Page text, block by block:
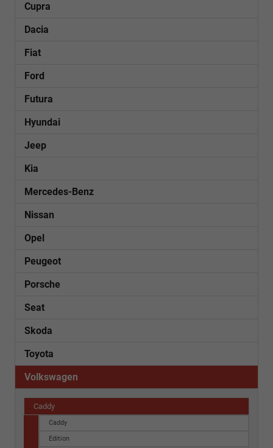
Cupra
Dacia
Fiat
Ford
Futura
Hyundai
Jeep
Kia
Mercedes-Benz
Nissan
Opel
Peugeot
Porsche
Seat
Skoda
Toyota
Volkswagen
Caddy
Caddy
Edition